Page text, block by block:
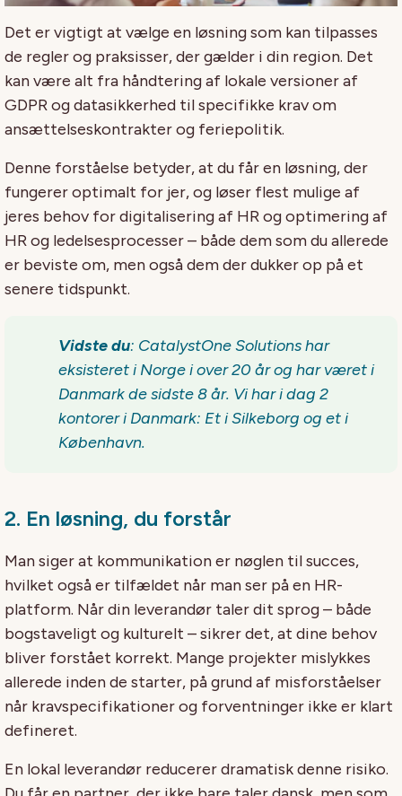
Det er vigtigt at vælge en løsning som kan tilpasses
de regler og praksisser, der gælder i din region. Det
kan være alt fra håndtering af lokale versioner af
GDPR og datasikkerhed til specifikke krav om
ansættelseskontrakter og feriepolitik.
Denne forståelse betyder, at du får en løsning, der
fungerer optimalt for jer, og løser flest mulige af
jeres behov for digitalisering af HR og optimering af
HR og ledelsesprocesser – både dem som du allerede
er beviste om, men også dem der dukker op på et
senere tidspunkt.
Vidste du: CatalystOneSolutions har
eksisteret iNorge iover20årog har været i
Danmark de sidste 8 år. Vi har i dag 2
kontoreri Danmark: Et i Silkeborg og et i
København.
2. En løsning, du forstår
Man siger at kommunikation er nøglen til succes,
hvilket også er tilfældet når man ser på en HR-
platform. Når din leverandør taler dit sprog – både
bogstaveligt og kulturelt – sikrer det, at dine behov
bliver forstået korrekt. Mange projekter mislykkes
allerede inden de starter, på grund af misforståelser
når kravspecifikationer og forventninger ikke er klart
defineret.
En lokal leverandør reducerer dramatisk denne risiko.